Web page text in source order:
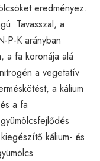
eredményez.
Tavasszal, a
P-K arányban
a fa koronája alá
a vegetatív
a kálium
a fa
kálium- és